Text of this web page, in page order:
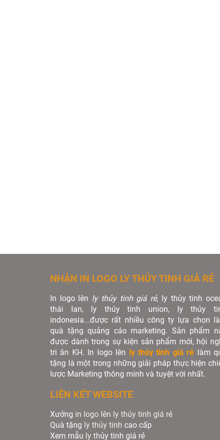
NHẬN IN LOGO LY THỦY TINH GIÁ RẺ
In logo lên ly thủy tinh giá rẻ, ly thủy tinh
thái lan, ly thủy tinh union, ly thủy
indonesia...được rất nhiều công ty lựa chọn
quà tặng quảng cáo marketing. Sản phẩm
được dành trong sự kiện sản phẩm mới, hội
tri ân KH. In logo lên ly thủy tinh giá rẻ làm
tặng là một trong những giải pháp thực hiện
lược Marketing thông minh và tuyệt vời nhất.
LIÊN KẾT WEBSITE
Xưởng in logo lên ly thủy tinh giá rẻ
Quà tặng ly thủy tinh cao cấp
Xem mẫu ly thủy tinh giá rẻ